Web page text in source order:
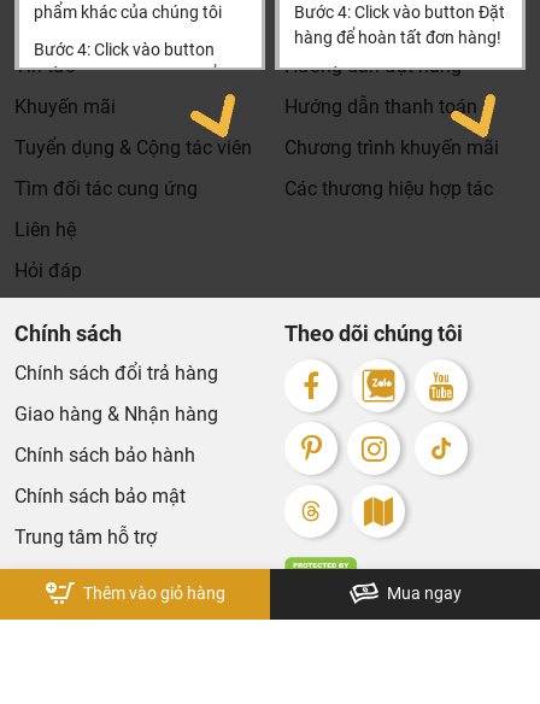
Thêm vào giỏ hàng Mua ngay
phẩm khác của chúng tôi
Bước 4: Click vào button
Tiến hành thanh toán để
thanh toán đơn hàng của
Xin cảm ơn khách hàng!!!
Bước 4: Click vào button Đặt
hàng để hoàn tất đơn hàng!
Xin cảm ơn khách hàng!!!
Tìm đại lý & Hợp tác
Tin tức
Khuyến mãi
Tuyển dụng & Cộng tác viên
Tìm đối tác cung ứng
Liên hệ
Hỏi đáp
Hướng dẫn mua hàng
Hướng dẫn đặt hàng
Hướng dẫn thanh toán
Chương trình khuyến mãi
Các thương hiệu hợp tác
Chính sách
Chính sách đổi trả hàng
Giao hàng & Nhận hàng
Chính sách bảo hành
Chính sách bảo mật
Trung tâm hỗ trợ
Theo dõi chúng tôi